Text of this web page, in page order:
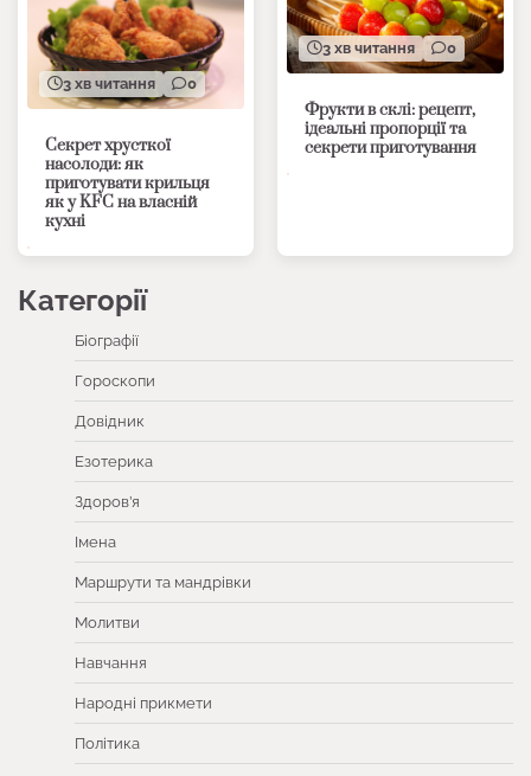
3 хв читання 0
Секрет хрусткої
насолоди: як
приготувати крильця
як у KFC на власній
кухні
3 хв читання 0
Фрукти в склі: рецепт,
ідеальні пропорції та
секрети приготування
Категорії
Біографії
Гороскопи
Довідник
Езотерика
Здоров’я
Імена
Маршрути та мандрівки
Молитви
Навчання
Народні прикмети
Політика